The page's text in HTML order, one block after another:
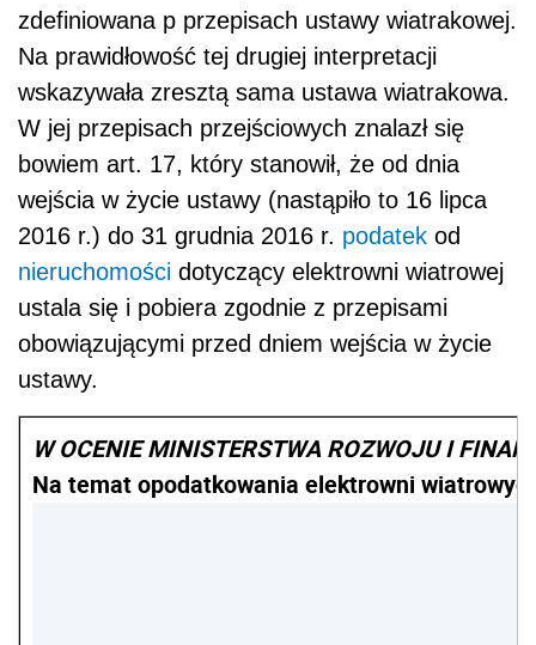
zdefiniowana p przepisach ustawy wiatrakowej.
Na prawidłowość tej drugiej interpretacji
wskazywała zresztą sama ustawa wiatrakowa.
W jej przepisach przejściowych znalazł się
bowiem art. 17, który stanowił, że od dnia
wejścia w życie ustawy (nastąpiło to 16 lipca
2016 r.) do 31 grudnia 2016 r. podatek od
nieruchomości dotyczący elektrowni wiatrowej
ustala się i pobiera zgodnie z przepisami
obowiązującymi przed dniem wejścia w życie
ustawy.
W OCENIE MINISTERSTWA ROZWOJU I
Na temat opodatkowania elektrowni